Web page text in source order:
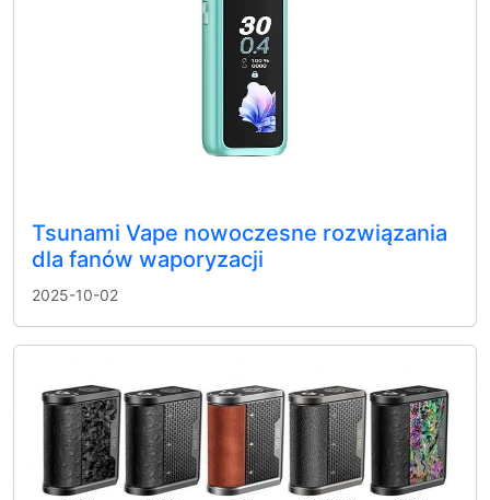
Tsunami Vape nowoczesne rozwiązania
dla fanów waporyzacji
2025-10-02